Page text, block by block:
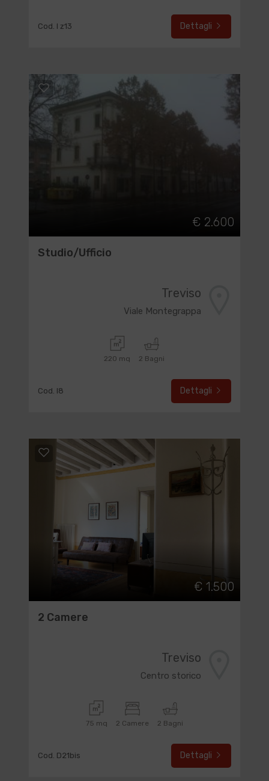
Cod. I z13 Dettagli
€ 2.600
Studio/Ufficio
Treviso
Viale Montegrappa
220 mq 2 Bagni
Cod. I8 Dettagli
€ 1.500
2 Camere
Treviso
Centro storico
75 mq 2 Camere 2 Bagni
Cod. D21bis Dettagli